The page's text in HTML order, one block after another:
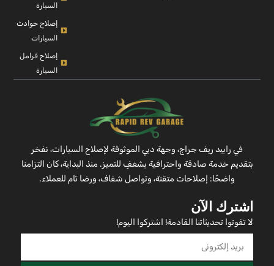
السيارة
إصلاح حوادث
السيارات
إصلاح فرامل
السيارة
في رابيد ريف جراج، وجهة دبي الموثوقة لإصلاح السيارات، نفخر
بتقديم خدمة صادقة واحترافية بشغفٍ للتميز. منذ البداية، كان التزامنا
واضحًا: إصلاحات متقنة، وتواصل شفاف، ورضا تام للعملاء.
اشترك الآن
لا تفوتوا تحديثاتنا القادمة! اشتركوا اليوم!